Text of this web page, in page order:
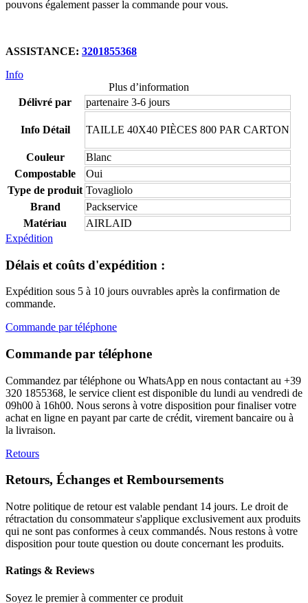
pouvons également passer la commande pour vous.
ASSISTANCE: 3201855368
Info
Plus d’information
Délivré par
partenaire 3-6 jours
Info Détail TAILLE 40X40 PIÈCES 800 PAR CARTON
Couleur
Blanc
Compostable
Oui
Type de produit Tovagliolo
Brand
Packservice
Matériau
AIRLAID
Expédition
Délais et coûts d'expédition :
Expédition sous 5 à 10 jours ouvrables après la confirmation de
commande.
Commande par téléphone
Commande par téléphone
Commandez par téléphone ou WhatsApp en nous contactant au +39
320 1855368, le service client est disponible du lundi au vendredi de
09h00 à 16h00. Nous serons à votre disposition pour finaliser votre
achat en ligne en payant par carte de crédit, virement bancaire ou à
la livraison.
Retours
Retours, Échanges et Remboursements
Notre politique de retour est valable pendant 14 jours. Le droit de
rétractation du consommateur s'applique exclusivement aux produits
qui ne sont pas conformes à ceux commandés. Nous restons à votre
disposition pour toute question ou doute concernant les produits.
Ratings & Reviews
Soyez le premier à commenter ce produit